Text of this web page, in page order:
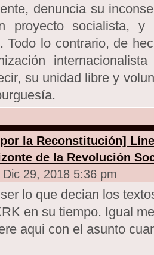
denuncia su
proyecto socialista,
Todo lo contrario, de
su unidad libre y
la Reconstitución]
de la Revolución
29, 2018 5:36 pm
lo que decian los
en su tiempo. Igual
aqui con el asunto